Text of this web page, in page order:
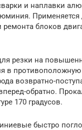
и наплавки
Применяется
блоков
резки на
в противоположную
возвратно-
обратно.
170 градусов.
быстро